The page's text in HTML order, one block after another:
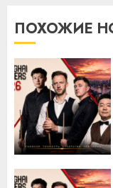
ПОХОЖИЕ